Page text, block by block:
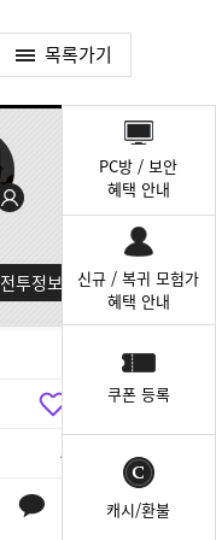
목록가기
전투정보실
495
PC방 / 보안
혜택 안내
신규 / 복귀 모험가
혜택 안내
쿠폰 등록
캐시/환불